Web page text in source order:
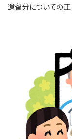
遺留分についての正